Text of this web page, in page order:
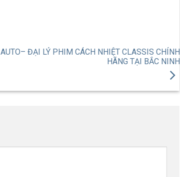
ĐẠI LÝ PHIM CÁCH NHIỆT CLASSIS CHÍNH
HÃNG TẠI BẮC NINH